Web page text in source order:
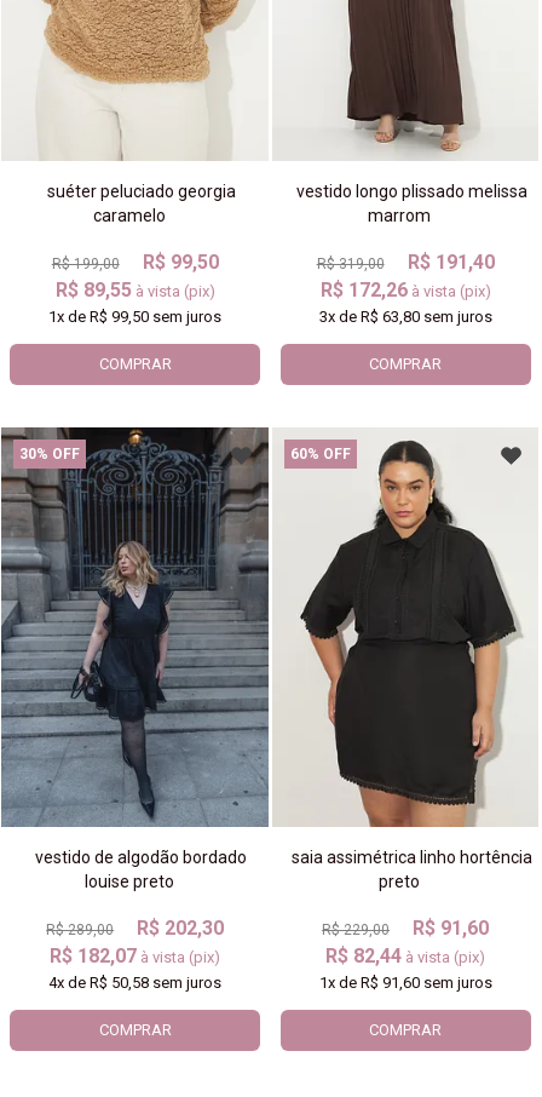
suéter peluciado georgia
caramelo
R$ 199,00
R$ 99,50
R$ 89,55 à vista (pix)
1x deR$ 99,50 sem juros
COMPRAR
vestido longo plissado melissa
marrom
R$ 319,00
R$ 191,40
R$ 172,26 à vista (pix)
3xde R$ 63,80sem juros
COMPRAR
30% OFF
vestido de algodão bordado
louise preto
R$ 289,00
R$ 202,30
R$ 182,07 à vista (pix)
4x deR$ 50,58 sem juros
COMPRAR
60% OFF
saia assimétrica linho hortência
preto
R$ 229,00
R$ 91,60
R$ 82,44 à vista (pix)
1xde R$ 91,60sem juros
COMPRAR